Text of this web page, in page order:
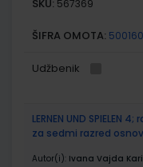
SKU: 567369
ŠIFRA OMOTA: 500160
Udžbenik
LERNEN UND
za sedmi razred
Autor(i): Ivana Vajda